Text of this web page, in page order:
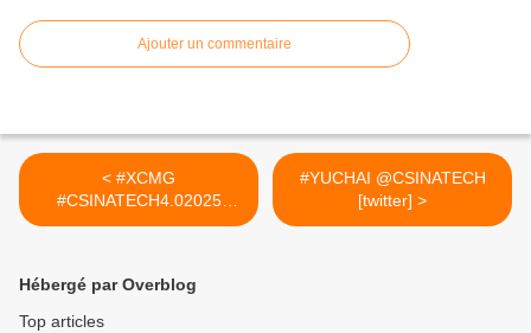
Ajouter un commentaire
< #XCMG
#CSINATECH4.02025
#CIRTtech-YouTube
#YUCHAI @CSINATECH
[twitter] >
Hébergé par Overblog
Top articles